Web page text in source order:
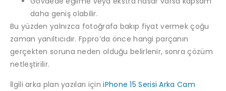
daha geniş olabilir.
Bu yüzden yalnızca fotoğrafa bakıp fiyat vermek çoğu
zaman yanıltıcıdır. Fppro’da önce hangi parçanın
gerçekten soruna neden olduğu belirlenir, sonra çözüm
netleştirilir.
İlgili arka plan yazıları içiniPhone 15 Serisi Arka Cam